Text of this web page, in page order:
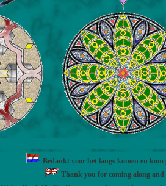
Bedankt voor het langs komen en
Thank you for coming along and